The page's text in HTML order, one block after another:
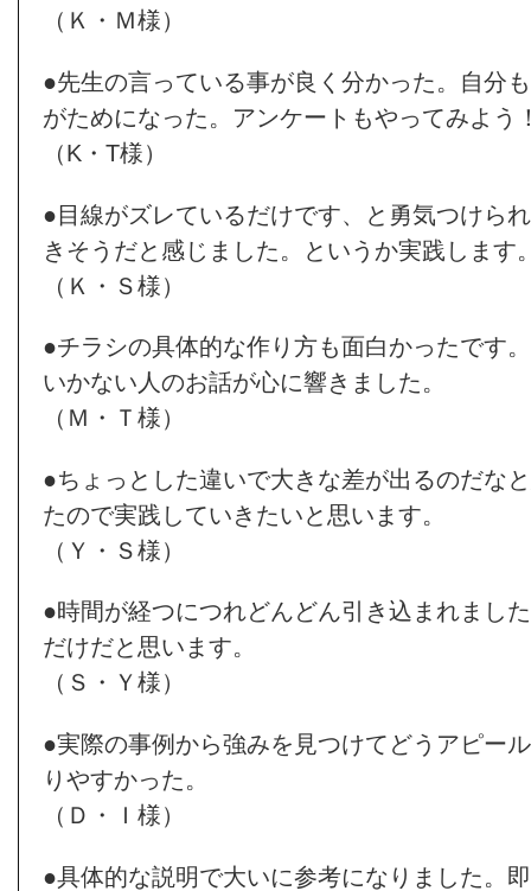
（Ｋ・Ｍ様）
●先生の言っている事が良く分かった。自分
がためになった。アンケートもやってみよう
（K・T様）
●目線がズレているだけです、と勇気つけら
きそうだと感じました。というか実践します
（Ｋ・Ｓ様）
●チラシの具体的な作り方も面白かったです
いかない人のお話が心に響きました。
（Ｍ・Ｔ様）
●ちょっとした違いで大きな差が出るのだな
たので実践していきたいと思います。
（Ｙ・Ｓ様）
●時間が経つにつれどんどん引き込まれまし
だけだと思います。
（Ｓ・Ｙ様）
●実際の事例から強みを見つけてどうアピー
りやすかった。
（Ｄ・Ｉ様）
●具体的な説明で大いに参考になりました。